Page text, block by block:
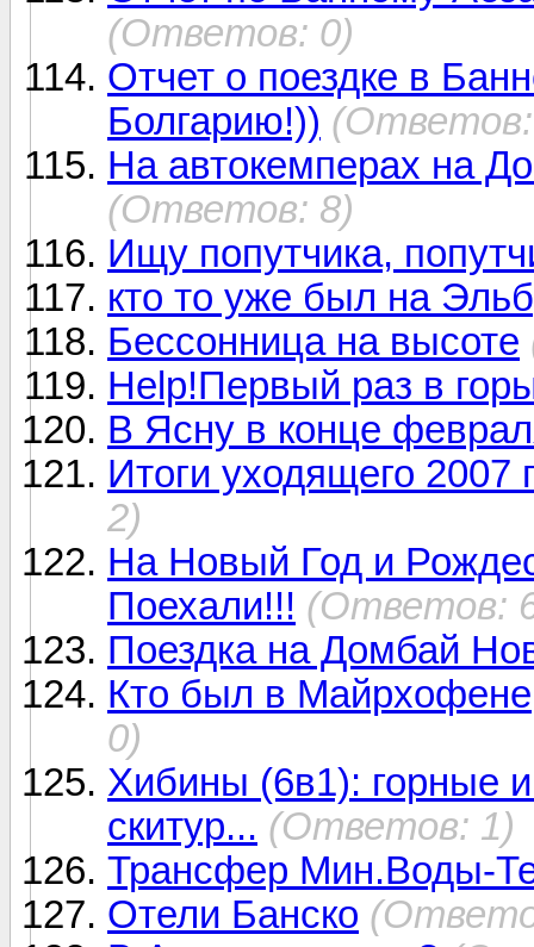
(Ответов: 0)
Отчет о поездке в
Болгарию!))
На автокемперах на
(Ответов: 8)
Ищу попутчика,
кто то уже был на
Бессонница на высоте
Help!Первый раз в
В Ясну в конце
Итоги уходящего 2007
2)
На Новый Год и
Поехали!!! (Ответов:
Поездка на Домбай
Кто был в
0)
Хибины (6в1): горные
скитур... (Ответов: 1)
Трансфер Мин.Воды-
Отели Банско